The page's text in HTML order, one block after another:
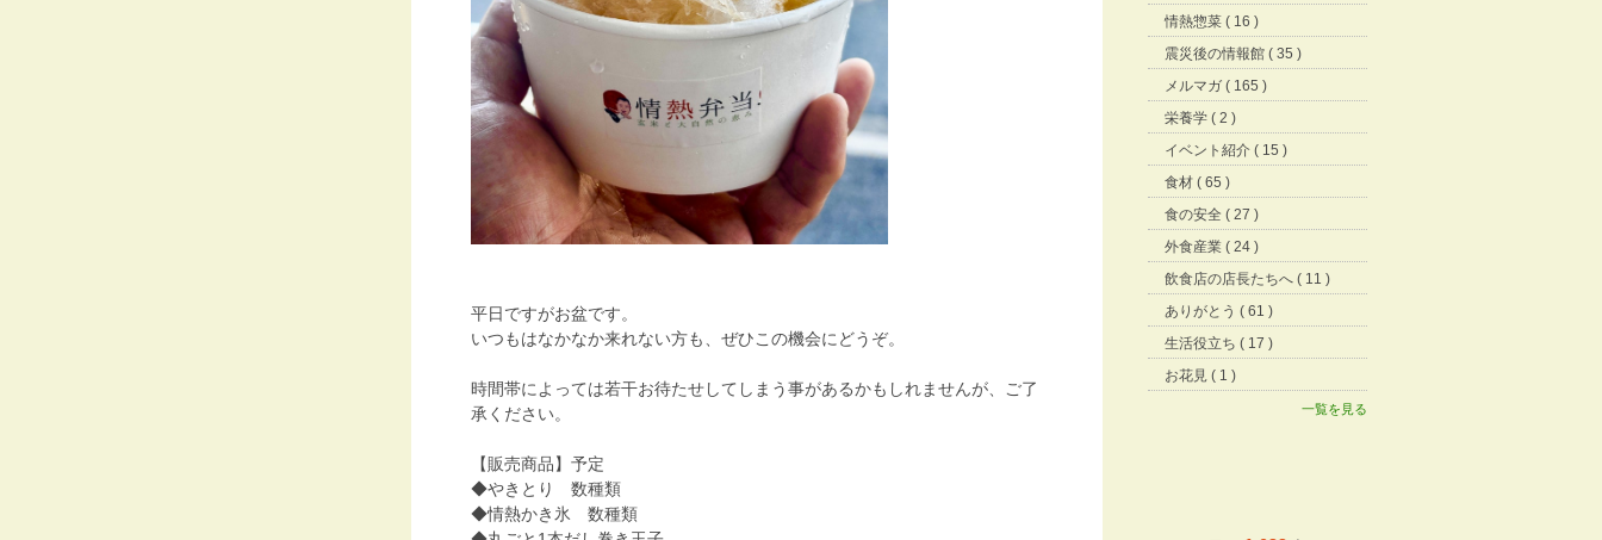
平日ですがお盆です。
いつもはなかなか来れない方も、ぜひこの機会にどうぞ。
時間帯によっては若干お待たせしてしまう事があるかもしれませんが、ご了
承ください。
【販売商品】予定
◆やきとり 数種類
◆情熱かき氷 数種類
情熱惣菜 ( 16 )
震災後の情報館 ( 35 )
メルマガ ( 165 )
栄養学 ( 2 )
イベント紹介 ( 15 )
食材 ( 65 )
食の安全 ( 27 )
外食産業 ( 24 )
飲食店の店長たちへ ( 11 )
ありがとう ( 61 )
生活役立ち ( 17 )
お花見 ( 1 )
一覧を見る